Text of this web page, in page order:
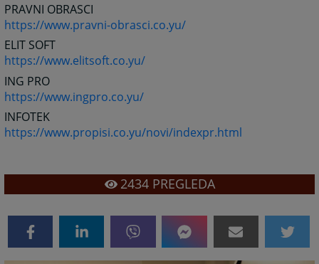
PRAVNI OBRASCI
https://www.pravni-obrasci.co.yu/
ELIT SOFT
https://www.elitsoft.co.yu/
ING PRO
https://www.ingpro.co.yu/
INFOTEK
https://www.propisi.co.yu/novi/indexpr.html
2434PREGLEDA